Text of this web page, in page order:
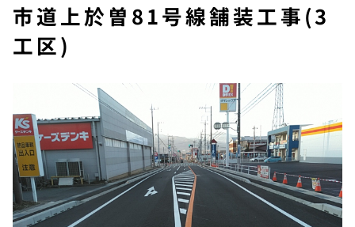
市道上於曽81号線舗装工事(3
工区)